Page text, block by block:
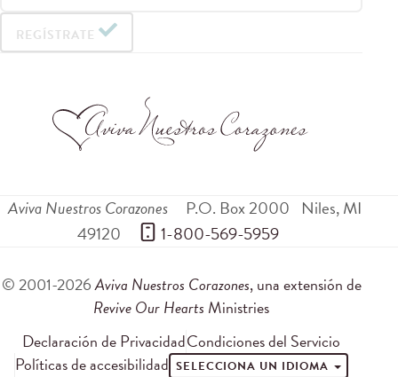
REGÍSTRATE
Aviva Nuestros Corazones P.O. Box 2000 Niles,MI
49120
1-800-569-5959
© 2001-2026Aviva Nuestros Corazones, una extensión de
Revive Our Hearts Ministries
Declaración de PrivacidadCondiciones del Servicio
Políticas de accesibilidad SELECCIONA UN IDIOMA